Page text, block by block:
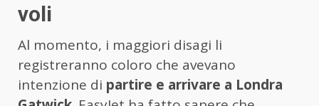
voli
Al momento, i maggiori disagi li
registreranno coloro che avevano
intenzione di partire e arrivare a Londra